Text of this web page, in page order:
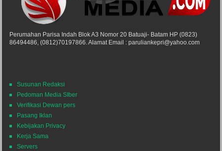
Perumahan Parisa Indah Blok A3 Nomor 20 Batuaji- Batam HP (0823)
86494486, (0812)70197866. Alamat Email : paruliankepri@yahoo.com
Susunan Redaksi
Pedoman Media SIber
Verifikasi Dewan pers
Pasang Iklan
Kebijakan Privacy
Kerja Sama
Servers